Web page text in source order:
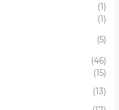
(1)
(1)
(5)
(46)
(15)
(13)